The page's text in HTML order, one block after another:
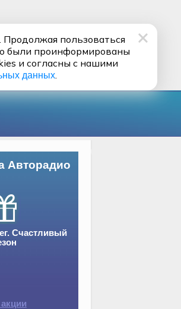
Авторадио
Счастливый
пользоваться
были проинформированы
и согласны с нашими
данных.